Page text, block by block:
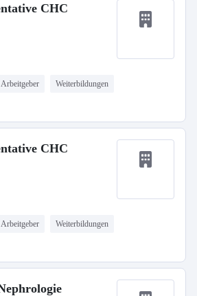
CHC
Weiterbildungen
CHC
Weiterbildungen